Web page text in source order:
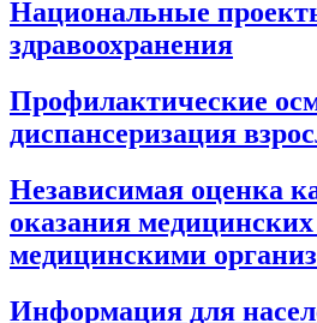
Национальные
здравоохранения
Профилактические
диспансеризация
Независимая оценка
оказания медицинских
медицинскими
Информация для